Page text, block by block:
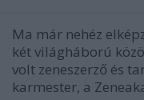
Ma már nehéz
két világháború
volt zeneszerző és
karmester, a